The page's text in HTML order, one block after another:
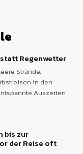
Regenwetter
Strände,
in den
Auszeiten
bis zur
der Reise oft